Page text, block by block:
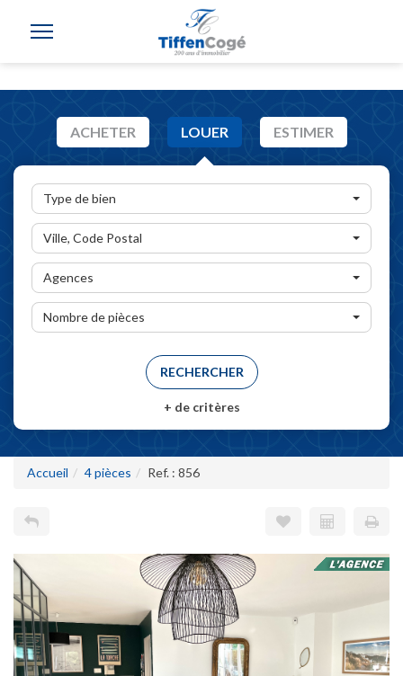
ACHETER LOUER ESTIMER
Type de bien
Ville, Code Postal
Agences
Nombre de pièces
+ de critères
Accueil 4 pièces Ref. : 856